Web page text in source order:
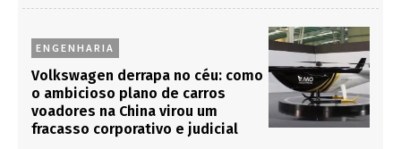
ENGENHARIA
Volkswagen derrapa no céu: como
o ambicioso plano de carros
voadores na China virou um
fracasso corporativo e judicial